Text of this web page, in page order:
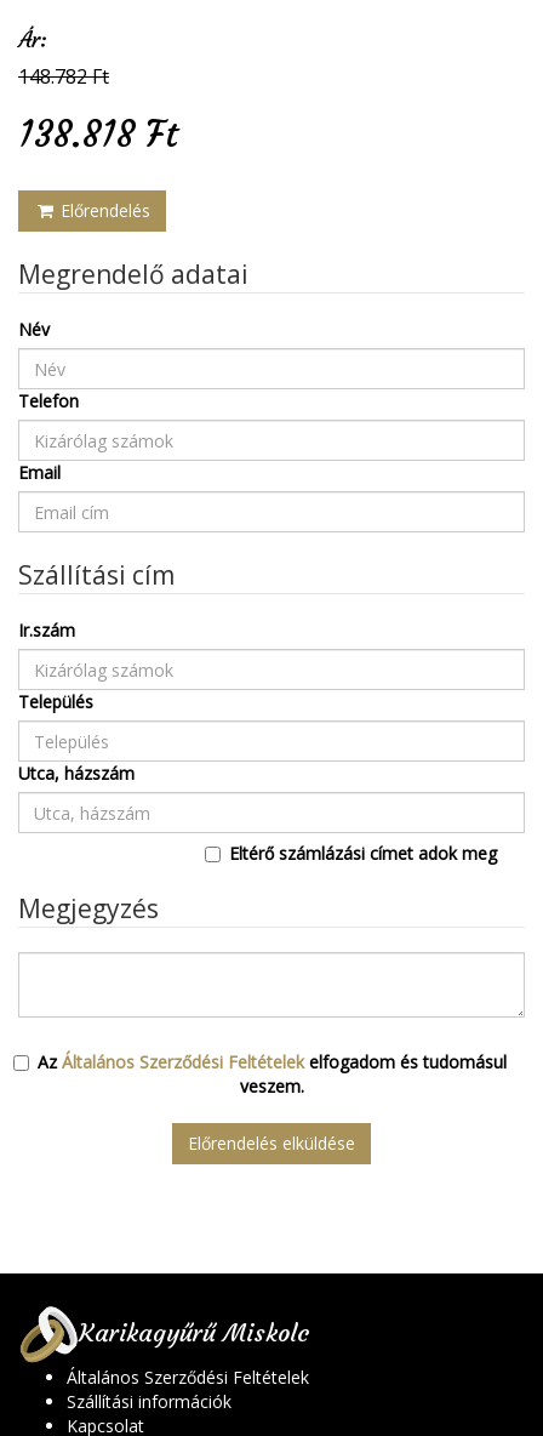
Ár:
148.782 Ft
138.818 Ft
Előrendelés
Megrendelő adatai
Név
Telefon
Email
Szállítási cím
Ir.szám
Település
Utca, házszám
Eltérő számlázási címet adok meg
Megjegyzés
AzÁltalános Szerződési Feltételekelfogadom és tudomásul
veszem.
Előrendelés elküldése
Karikagyűrű Miskolc
Általános Szerződési Feltételek
Szállítási információk
Kapcsolat